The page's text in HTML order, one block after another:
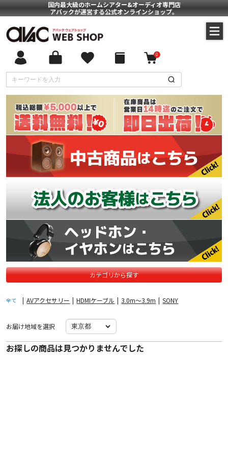
国内最大級のホームシアター&オーディオ専門店
アバックが運営する公式オンラインショップ。
0
カテゴリから探す
全て | AVアクセサリー | HDMIケーブル | 3.0m〜3.9m | SONY
お届け地域を選択
お探しの商品は見つかりませんでした